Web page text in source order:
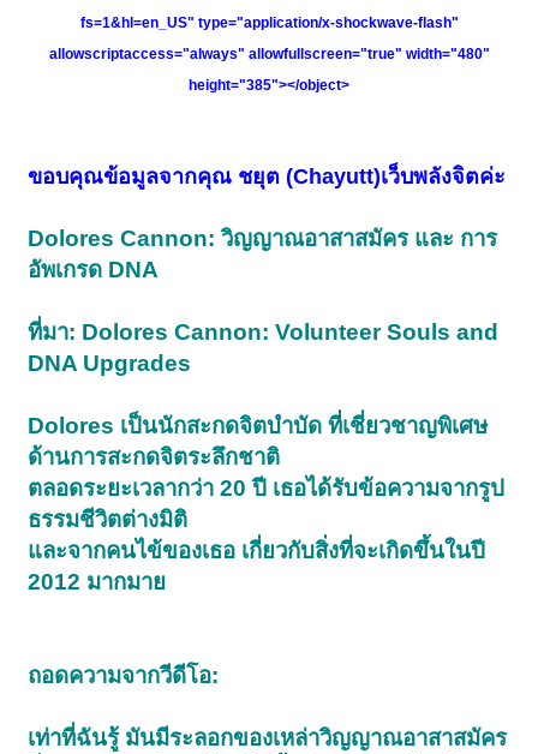
fs=1&hl=en_US" type="application/x-shockwave-flash"
allowscriptaccess="always" allowfullscreen="true" width="480"
height="385"></object>
ขอบคุณข้อมูลจากคุณ ชยุต (Chayutt)เว็บพลังจิตค่ะ
Dolores Cannon: วิญญาณอาสาสมัคร และ การ
อัพเกรด DNA
ที่มา: Dolores Cannon: Volunteer Souls and
DNA Upgrades
Dolores เป็นนักสะกดจิตบำบัด ที่เชี่ยวชาญพิเศษ
ด้านการสะกดจิตระลึกชาติ
ตลอดระยะเวลากว่า 20 ปี เธอได้รับข้อความจากรูป
ธรรมชีวิตต่างมิติ
และจากคนไข้ของเธอ เกี่ยวกับสิ่งที่จะเกิดขึ้นในปี
2012 มากมาย
ถอดความจากวีดีโอ:
เท่าที่ฉันรู้ มันมีระลอกของเหล่าวิญญาณอาสาสมัคร